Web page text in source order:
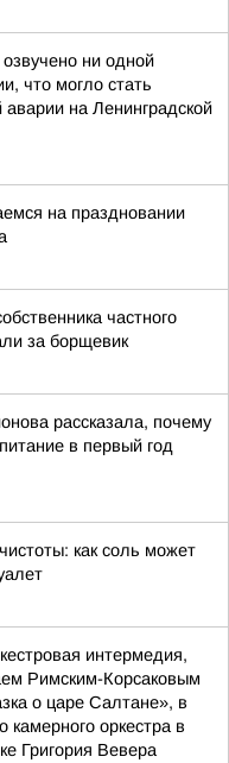
ни одной
что могло стать
на Ленинградской
на праздновании
частного
за борщевик
рассказала, почему
в первый год
как соль может
интермедия,
Римским-Корсаковым
о царе Салтане», в
камерного оркестра в
Григория Вевера